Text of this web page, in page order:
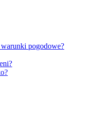
pogodowe?